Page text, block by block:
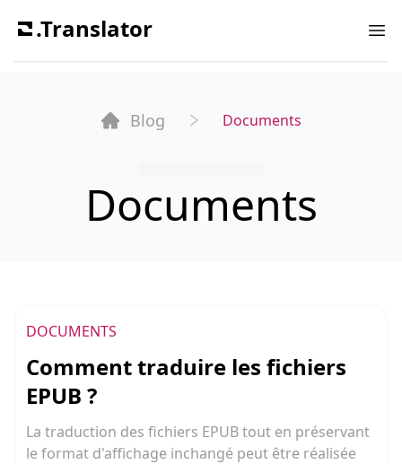
.Translator
Documents
Blog Documents
DOCUMENTS
Comment traduire les fichiers
EPUB ?
La traduction des fichiers EPUB tout en préservant
le format d'affichage inchangé peut être réalisée